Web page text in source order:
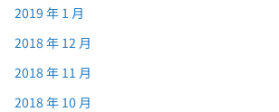
2019 年 1 月
2018 年 12 月
2018 年 11 月
2018 年 10 月